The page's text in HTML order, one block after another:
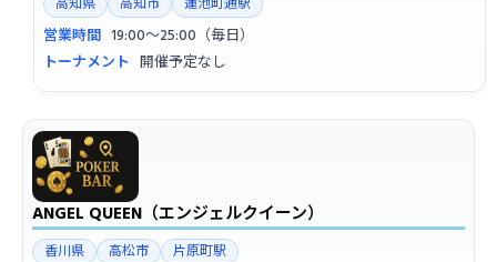
高知県 高知市 蓮池町通駅
営業時間 19:00〜25:00（毎日）
トーナメント 開催予定なし
ANGEL QUEEN（エンジェルクイーン）
香川県 高松市 片原町駅